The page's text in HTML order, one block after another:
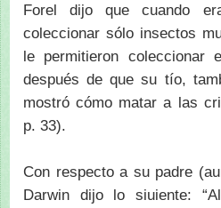
Forel dijo que cuando
coleccionar sólo insectos
le permitieron coleccionar
después de que su tío,
mostró cómo matar a las
p. 33).
Con respecto a su padre
Darwin dijo lo siuiente: